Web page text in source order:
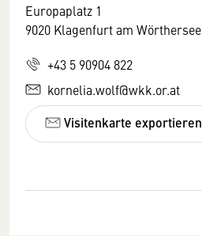
Europaplatz 1
9020 Klagenfurt am Wörthersee
+43 5 90904 822
kornelia.wolf@wkk.or.at
Visitenkarte exportieren